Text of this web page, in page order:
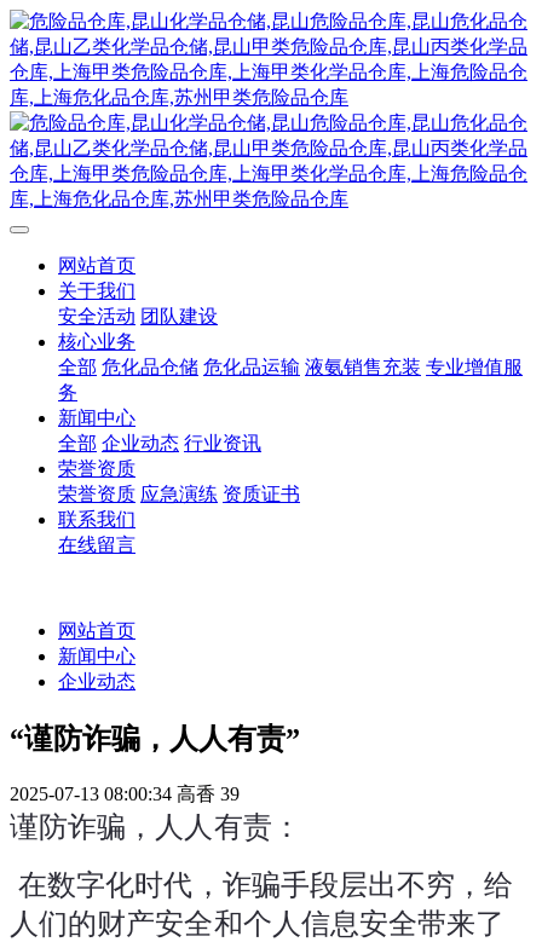
网站首页
关于我们
安全活动 团队建设
核心业务
全部 危化品仓储 危化品运输 液氨销售充装 专业增值服
务
新闻中心
全部 企业动态 行业资讯
荣誉资质
荣誉资质 应急演练 资质证书
联系我们
在线留言
网站首页
新闻中心
企业动态
“谨防诈骗，人人有责”
2025-07-13 08:00:34 高香 39
谨防诈骗，人人有责：
在数字化时代，诈骗手段层出不穷，给
人们的财产安全和个人信息安全带来了